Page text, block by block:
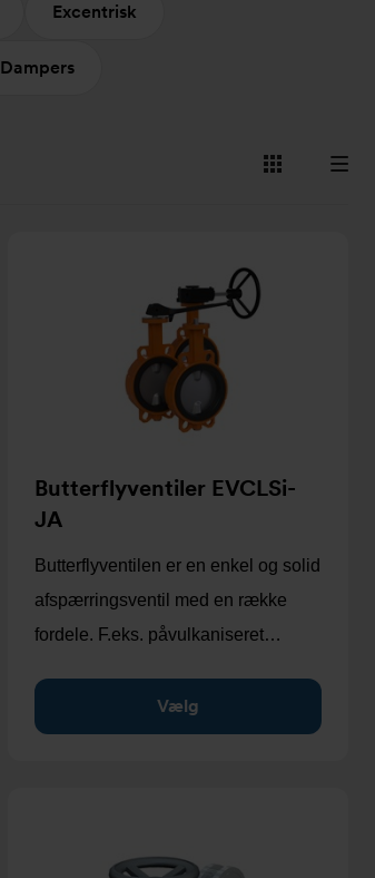
Excentrisk
Dampers
Vis
Vis
Butterflyventiler EVCLSi-
JA
Butterflyventilen er en enkel og solid
afspærringsventil med en række
fordele. F.eks. påvulkaniseret…
Vælg